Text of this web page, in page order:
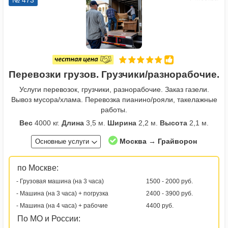
Перевозки грузов. Грузчики/разнорабочие.
Услуги перевозок, грузчики, разнорабочие. Заказ газели.
Вывоз мусора/хлама. Перевозка пианино/рояли, такелажные
работы.
Вес 4000 кг. Длина 3,5 м. Ширина 2,2 м. Высота 2,1 м.
Основные услуги Москва → Грайворон
по Москве:
- Грузовая машина (на 3 часа)
1500 - 2000 руб.
- Машина (на 3 часа) + погрузка
2400 - 3900 руб.
- Машина (на 4 часа) + рабочие
4400 руб.
По МО и России: